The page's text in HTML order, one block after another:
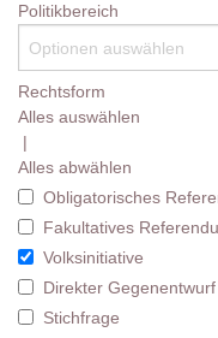
Politikbereich
Rechtsform
Alles auswählen
|
Alles abwählen
Obligatorisches
Fakultatives
Volksinitiative
Direkter Gegenentwurf
Stichfrage